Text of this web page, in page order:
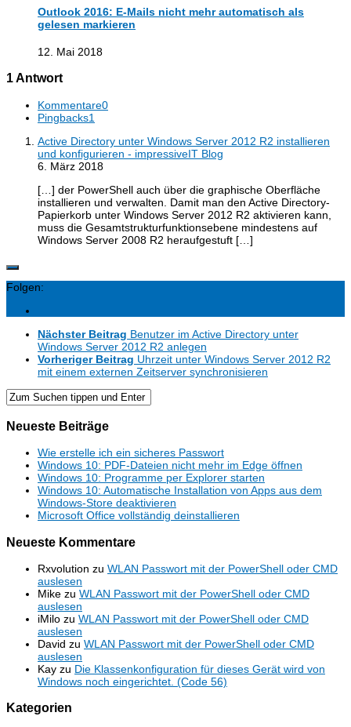
Outlook 2016: E-Mails nicht mehr automatisch als
gelesen markieren
12. Mai 2018
1 Antwort
Kommentare0
Pingbacks1
Active Directory unter Windows Server 2012 R2 installieren
und konfigurieren - impressiveIT Blog
6. März 2018
[…] der PowerShell auch über die graphische Oberfläche
installieren und verwalten. Damit man den Active Directory-
Papierkorb unter Windows Server 2012 R2 aktivieren kann,
muss die Gesamtstrukturfunktionsebene mindestens auf
Windows Server 2008 R2 heraufgestuft […]
Folgen:
Nächster Beitrag Benutzer im Active Directory unter
Windows Server 2012 R2 anlegen
Vorheriger Beitrag Uhrzeit unter Windows Server 2012 R2
mit einem externen Zeitserver synchronisieren
Neueste Beiträge
Wie erstelle ich ein sicheres Passwort
Windows 10: PDF-Dateien nicht mehr im Edge öffnen
Windows 10: Programme per Explorer starten
Windows 10: Automatische Installation von Apps aus dem
Windows-Store deaktivieren
Microsoft Office vollständig deinstallieren
Neueste Kommentare
Rxvolution zu WLAN Passwort mit der PowerShell oder CMD
auslesen
Mike zu WLAN Passwort mit der PowerShell oder CMD
auslesen
iMilo zu WLAN Passwort mit der PowerShell oder CMD
auslesen
David zu WLAN Passwort mit der PowerShell oder CMD
auslesen
Kay zu Die Klassenkonfiguration für dieses Gerät wird von
Windows noch eingerichtet. (Code 56)
Kategorien